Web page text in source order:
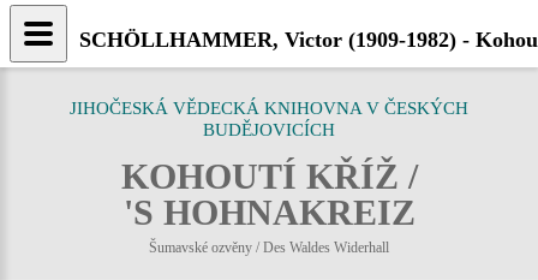
JIHOČESKÁ VĚDECKÁ KNIHOVNA V ČESKÝCH
BUDĚJOVICÍCH
KOHOUTÍ KŘÍŽ /
'S HOHNAKREIZ
Šumavské ozvěny / Des Waldes Widerhall
SCHÖLLHAMMER, Victor (1909-1982) -